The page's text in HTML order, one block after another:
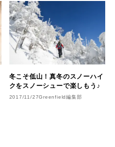
冬こそ低山！真冬のスノーハイ
クをスノーシューで楽しもう♪
2017/11/27Greenfield編集部